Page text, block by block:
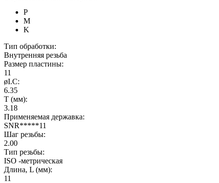
P
M
K
Тип обработки:
Внутренняя резьба
Размер пластины:
11
øI.C:
6.35
T (мм):
3.18
Применяемая державка:
SNR*****11
Шаг резьбы:
2.00
Тип резьбы:
ISO -метрическая
Длина, L (мм):
11